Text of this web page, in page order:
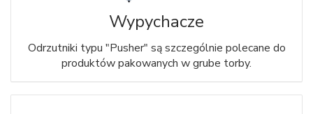
Wypychacze
Odrzutniki typu "Pusher" są szczególnie polecane do
produktów pakowanych w grube torby.